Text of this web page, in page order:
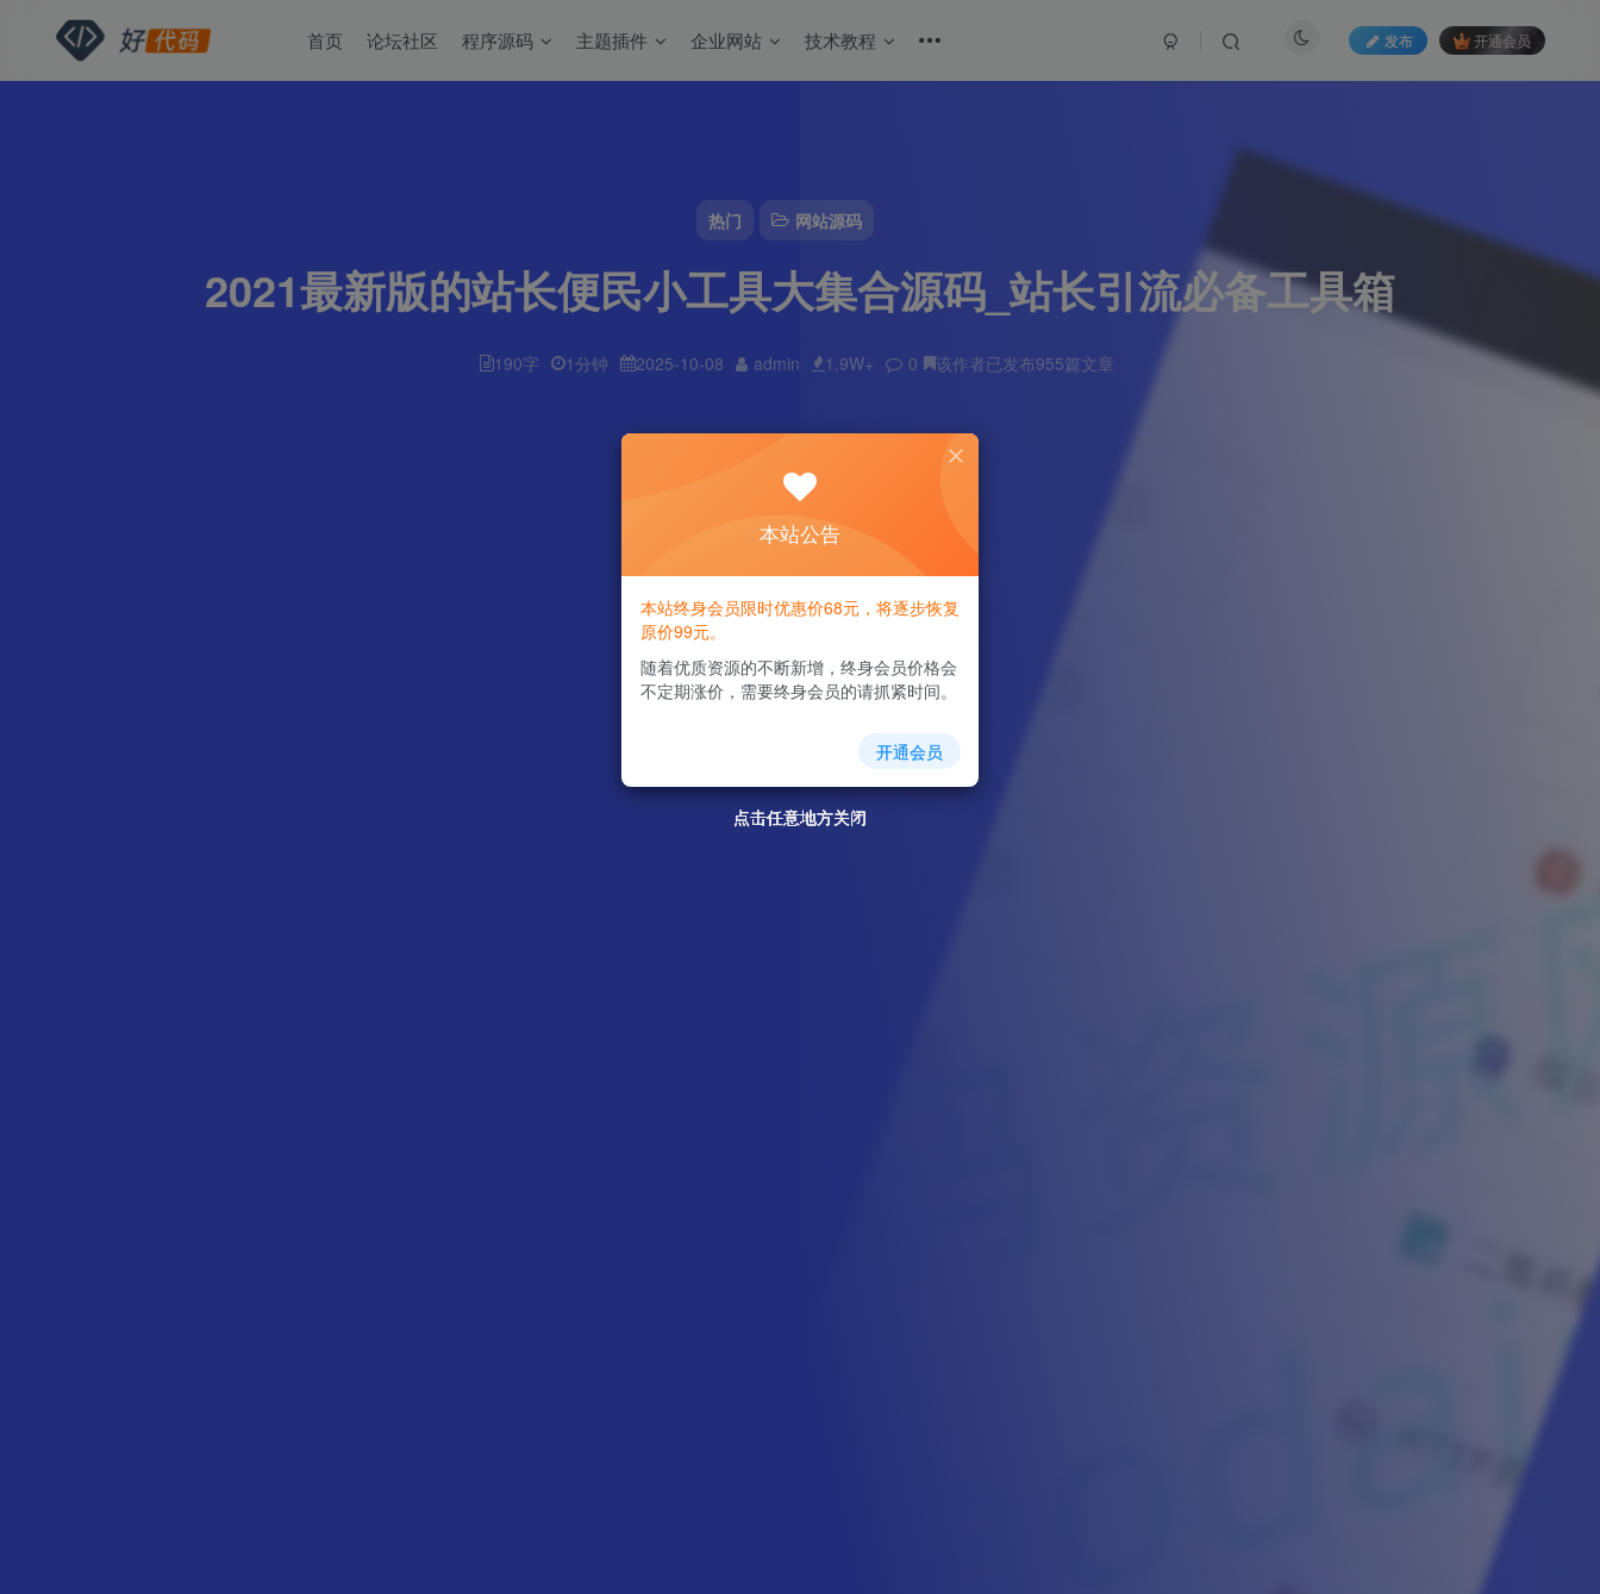
热门 网站源码
2021最新版的站长便民小工具大集合源码_站长引流必备工具箱
190字 1分钟 2025-10-08 admin 1.9W+ 0 该作者已发布955篇文章
首页 论坛社区 程序源码 主题插件 企业网站 技术教程 发布 开通会员
点击任意地方关闭
点击任意地方关闭
点击任意地方关闭
点击任意地方关闭
本站公告
本站终身会员限时优惠价68元，将逐步恢复
原价99元。
随着优质资源的不断新增，终身会员价格会
不定期涨价，需要终身会员的请抓紧时间。
开通会员